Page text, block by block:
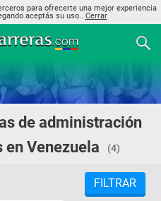
para ofrecerte una mejor experiencia
aceptás su uso.. Cerrar
de administración
en Venezuela
(4)
FILTRAR